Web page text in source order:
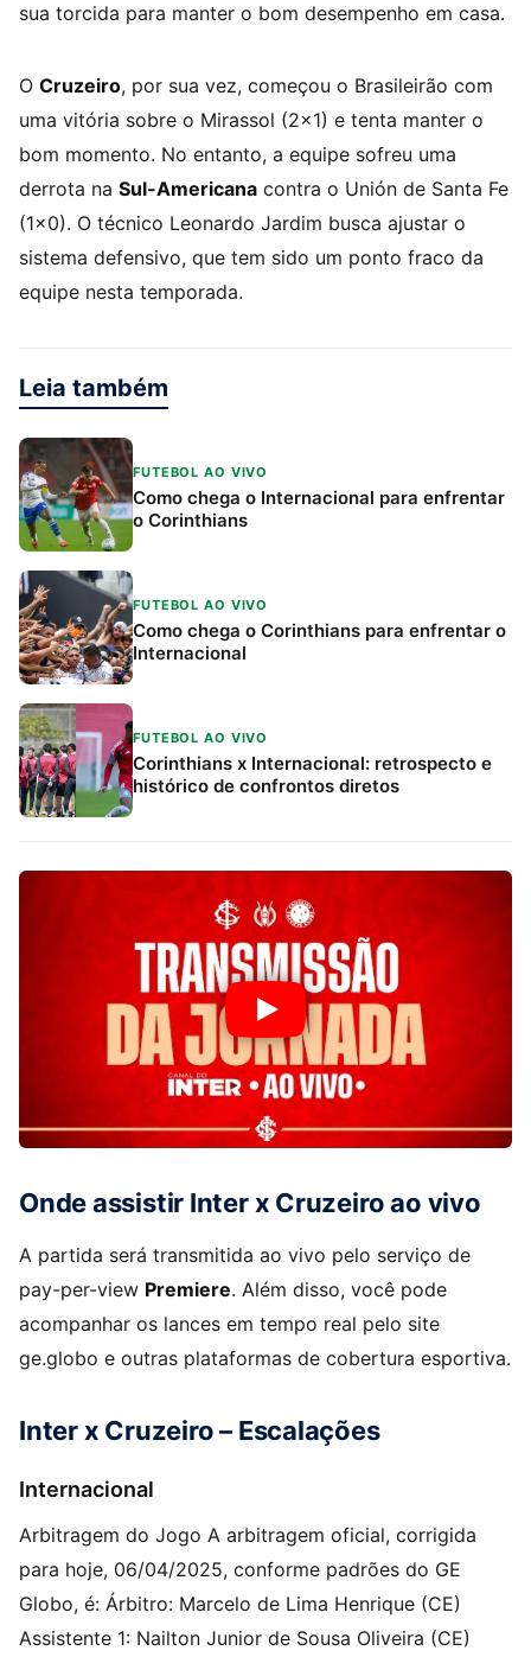
sua torcida para manter o bom desempenho em casa.
O Cruzeiro, por sua vez, começou o Brasileirão com
uma vitória sobre o Mirassol (2×1) e tenta manter o
bom momento. No entanto, a equipe sofreu uma
derrota na Sul-Americana contra o Unión de Santa Fe
(1×0). O técnico Leonardo Jardim busca ajustar o
sistema defensivo, que tem sido um ponto fraco da
equipe nesta temporada.
Leia também
FUTEBOL AO VIVO
Como chega o Internacional para enfrentar
o Corinthians
FUTEBOL AO VIVO
Como chega o Corinthians para enfrentar o
Internacional
FUTEBOL AO VIVO
Corinthians x Internacional: retrospecto e
histórico de confrontos diretos
Onde assistir Inter x Cruzeiro ao vivo
A partida será transmitida ao vivo pelo serviço de
pay-per-view Premiere. Além disso, você pode
acompanhar os lances em tempo real pelo site
ge.globo e outras plataformas de cobertura esportiva.
Inter x Cruzeiro – Escalações
Internacional
Arbitragem do Jogo A arbitragem oficial, corrigida
para hoje, 06/04/2025, conforme padrões do GE
Globo, é: Árbitro: Marcelo de Lima Henrique (CE)
Assistente 1: Nailton Junior de Sousa Oliveira (CE)